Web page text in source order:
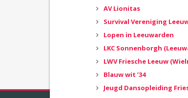
AV Lionitas
Survival Vereniging
Lopen in Leeuwarden
LKC Sonnenborgh
LWV Friesche Leeuw
Blauw wit ’34
Jeugd Dansopleiding